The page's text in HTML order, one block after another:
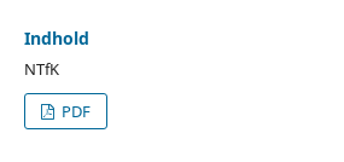
Indhold
NTfK
PDF